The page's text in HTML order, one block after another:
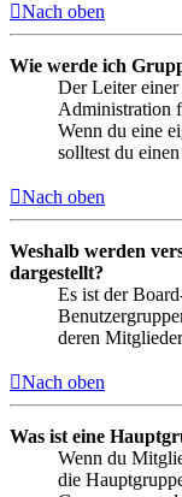
Nach oben
Wie werde ich
Der Leiter
Administration
Wenn du eine
solltest du
Nach oben
Weshalb werden
dargestellt?
Es ist der
deren
Nach oben
Was ist eine
Wenn du
die